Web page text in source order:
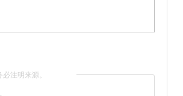
注明来源。